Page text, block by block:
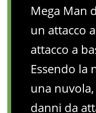
Mega Man
un attacco
attacco a
Essendo la
una
danni da